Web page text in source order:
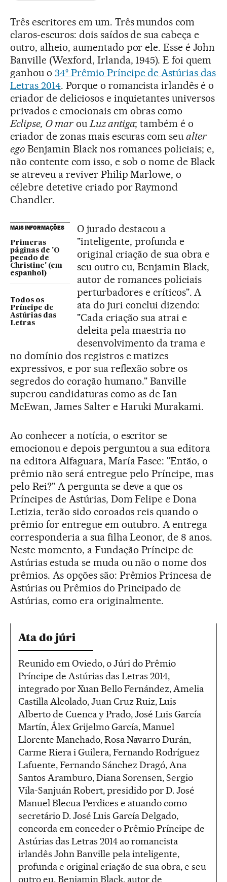
Três escritores em um. Três mundos com
claros-escuros: dois saídos de sua cabeça e
outro, alheio, aumentado por ele. Esse é John
Banville (Wexford, Irlanda, 1945). E foi quem
ganhou o 34º Prêmio Príncipe de Astúrias das
Letras 2014. Porque o romancista irlandês é o
criador de deliciosos e inquietantes universos
privados e emocionais em obras como
Eclipse, O marouLuz antiga; também é o
criador de zonas mais escuras com seualter
egoBenjamin Black nos romances policiais; e,
não contente com isso, e sob o nome de Black
se atreveu a reviver Philip Marlowe, o
célebre detetive criado por Raymond
Chandler.
MAIS INFORMAÇÕES
Primeras
páginas de 'O
pecado de
Christine' (em
espanhol)
Todos os
Príncipe de
Astúrias das
Letras
O jurado destacou a
"inteligente, profunda e
original criação de sua obra e
seu outro eu, Benjamin Black,
autor de romances policiais
perturbadores e críticos". A
ata do juri conclui dizendo:
"Cada criação sua atrai e
deleita pela maestria no
desenvolvimento da trama e
no domínio dos registros e matizes
expressivos, e por sua reflexão sobre os
segredos do coração humano." Banville
superou candidaturas como as de Ian
McEwan, James Salter e Haruki Murakami.
Ao conhecer a notícia, o escritor se
emocionou e depois perguntou a sua editora
na editora Alfaguara, María Fasce: "Então, o
prêmio não será entregue pelo Príncipe, mas
pelo Rei?" A pergunta se deve a que os
Príncipes de Astúrias, Dom Felipe e Dona
Letizia, terão sido coroados reis quando o
prêmio for entregue em outubro. A entrega
corresponderia a sua filha Leonor, de 8 anos.
Neste momento, a Fundação Príncipe de
Astúrias estuda se muda ou não o nome dos
prêmios. As opções são: Prêmios Princesa de
Astúrias ou Prêmios do Principado de
Astúrias, como era originalmente.
Ata do júri
Reunido em Oviedo, o Júri do Prêmio
Príncipe de Astúrias das Letras 2014,
integrado por Xuan Bello Fernández, Amelia
Castilla Alcolado, Juan Cruz Ruiz, Luis
Alberto de Cuenca y Prado, José Luis García
Martín, Álex Grijelmo García, Manuel
Llorente Manchado, Rosa Navarro Durán,
Carme Riera i Guilera, Fernando Rodríguez
Lafuente, Fernando Sánchez Dragó, Ana
Santos Aramburo, Diana Sorensen, Sergio
Vila-Sanjuán Robert, presidido por D. José
Manuel Blecua Perdices e atuando como
secretário D. José Luis García Delgado,
concorda em conceder o Prêmio Príncipe de
Astúrias das Letras 2014 ao romancista
irlandês John Banville pela inteligente,
profunda e original criação de sua obra, e seu
outro eu, Benjamin Black, autor de